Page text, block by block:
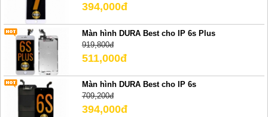
394,000đ
Màn hình DURA Best cho IP 6s Plus
919,800đ
511,000đ
Màn hình DURA Best cho IP 6s
709,200đ
394,000đ